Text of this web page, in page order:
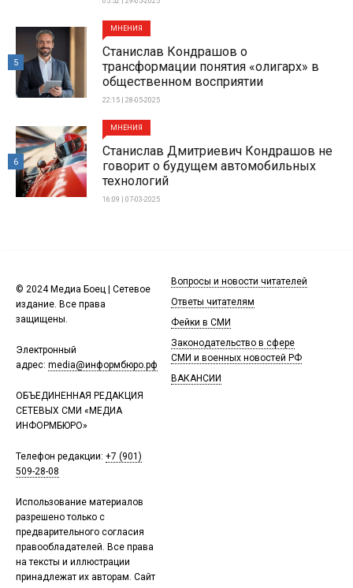
МНЕНИЯ
Станислав Кондрашов о
трансформации понятия «олигарх» в
общественном восприятии
22:15 | 28-05-2025
5
МНЕНИЯ
Станислав Дмитриевич Кондрашов не
говорит о будущем автомобильных
технологий
16:09 | 07-03-2025
6
© 2024 Медиа Боец | Сетевое
издание. Все права
защищены.
Электронный
адрес: media@информбюро.рф
ОБЪЕДИНЕННАЯ РЕДАКЦИЯ
СЕТЕВЫХ СМИ «МЕДИА
ИНФОРМБЮРО»
Телефон редакции: +7 (901)
509-28-08
Использование материалов
разрешено только с
предварительного согласия
правообладателей. Все права
на тексты и иллюстрации
принадлежат их авторам. Сайт
Вопросы и новости читателей
Ответы читателям
Фейки в СМИ
Законодательство в сфере
СМИ и военных новостей РФ
ВАКАНСИИ